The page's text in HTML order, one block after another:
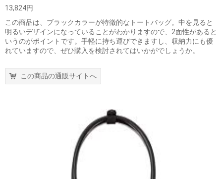
13,824円
この商品は、ブラックカラーが特徴的なトートバッグ。中を見ると
明るいデザインになっていることがわかりますので、2面性があると
いうのがポイントです。手軽に持ち運びできますし、収納力にも優
れていますので、ぜひ購入を検討されてはいかがでしょうか。
この商品の通販サイトへ